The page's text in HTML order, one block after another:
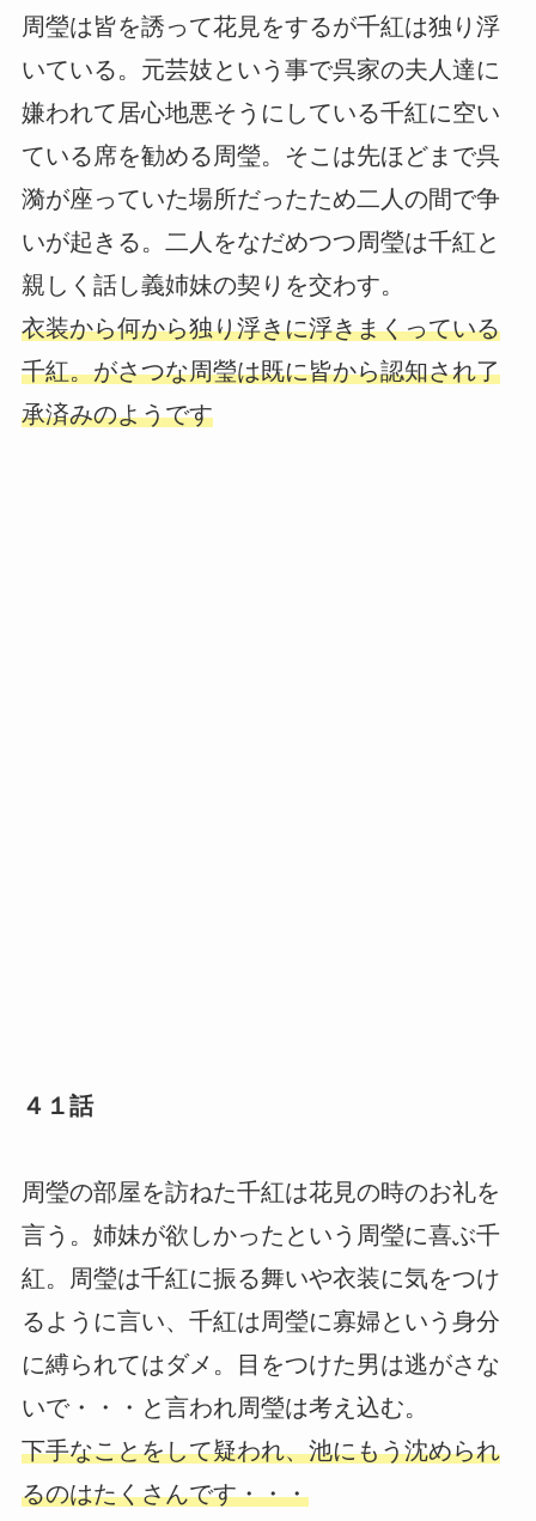
周瑩は皆を誘って花見をするが千紅は独り浮
いている。元芸妓という事で呉家の夫人達に
嫌われて居心地悪そうにしている千紅に空い
ている席を勧める周瑩。そこは先ほどまで呉
漪が座っていた場所だったため二人の間で争
いが起きる。二人をなだめつつ周瑩は千紅と
親しく話し義姉妹の契りを交わす。
衣装から何から独り浮きに浮きまくっている
千紅。がさつな周瑩は既に皆から認知され了
承済みのようです
４１話
周瑩の部屋を訪ねた千紅は花見の時のお礼を
言う。姉妹が欲しかったという周瑩に喜ぶ千
紅。周瑩は千紅に振る舞いや衣装に気をつけ
るように言い、千紅は周瑩に寡婦という身分
に縛られてはダメ。目をつけた男は逃がさな
いで・・・と言われ周瑩は考え込む。
下手なことをして疑われ、池にもう沈められ
るのはたくさんです・・・